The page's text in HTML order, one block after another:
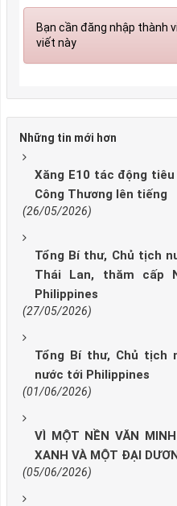
Bạn cần đăng nhập thành
viết này
Những tin mới hơn
Xăng E10 tác động
Công Thương lên tiếng
(26/05/2026)
Tổng Bí thư, Chủ tịch
Thái Lan, thăm cấp
Philippines
(27/05/2026)
Tổng Bí thư, Chủ tịch
nước tới Philippines
(01/06/2026)
VÌ MỘT NỀN VĂN
XANH VÀ MỘT ĐẠI
(05/06/2026)